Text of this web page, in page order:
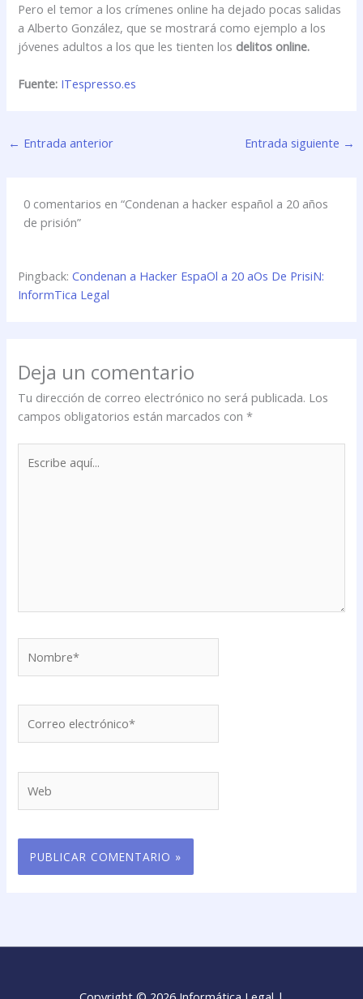
Pero el temor a los crímenes online ha dejado pocas salidas
a Alberto González, que se mostrará como ejemplo a los
jóvenes adultos a los que les tienten los delitos online.
Fuente: ITespresso.es
← Entrada anterior Entrada siguiente →
0 comentarios en “Condenan a hacker español a 20 años
de prisión”
Pingback:Condenan a Hacker EspaOl a 20 aOs De PrisiN:
InformTica Legal
Deja un comentario
Tu dirección de correo electrónico no será publicada. Los
campos obligatorios están marcados con*
aquí...
electrónico*